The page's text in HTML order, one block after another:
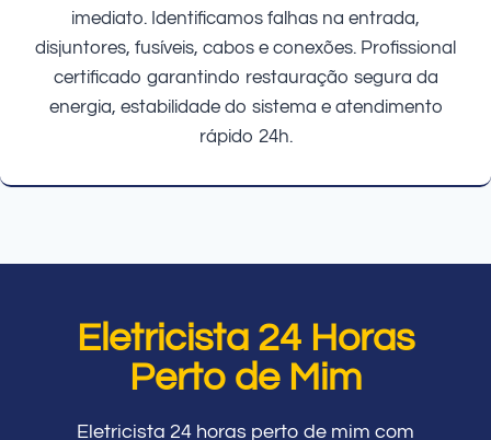
imediato. Identificamos falhas na entrada,
disjuntores, fusíveis, cabos e conexões. Profissional
certificado garantindo restauração segura da
energia, estabilidade do sistema e atendimento
rápido 24h.
Eletricista 24 Horas
Perto de Mim
Eletricista 24 horas perto de mim com